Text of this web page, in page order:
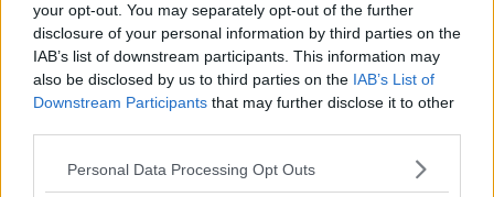
your opt-out. You may separately opt-out of the further
disclosure of your personal information by third parties on the
IAB’s list of downstream participants. This information may
also be disclosed by us to third parties on the IAB’s List of
Downstream Participants that may further disclose it to other
Personal Data Processing Opt Outs
Carabinieri: assegnati 25 militari alla Provincia
Oltre 300 nuovi carabinieri per la Toscana
Addio a Maurizio D'Ettore, garante dei detenuti